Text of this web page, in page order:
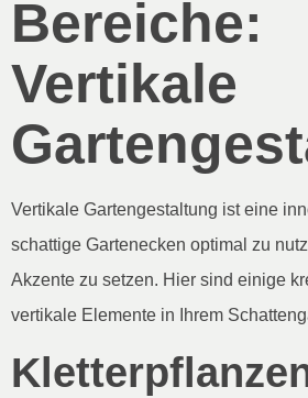
Bereiche:
Vertikale
Vertikale Gartengestaltung ist eine
schattige Gartenecken optimal zu
Akzente zu setzen. Hier sind einige
vertikale Elemente in Ihrem